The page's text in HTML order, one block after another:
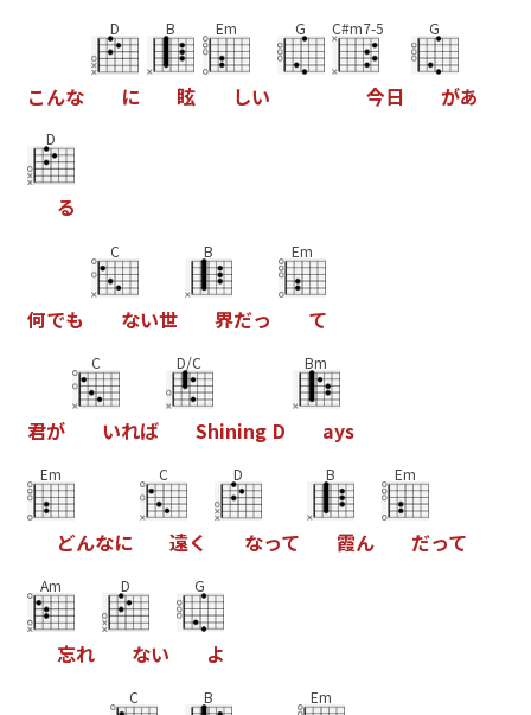
こんな
D
に
B
眩
Em
しい
G C#m7-5
今日
G
があ
D
る
何でも
C
ない世
B
界だっ
Em
て
君が
C
いれば
D/C
Shining D
Bm
ays
Em
どんなに
C
遠く
D
なって
B
霞ん
Em
だって
Am
忘れ
D
ない
G
よ
C B Em